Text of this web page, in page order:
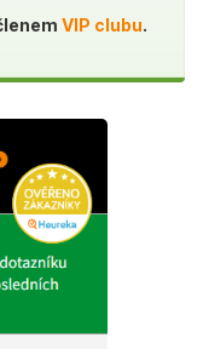
VIP clubu.